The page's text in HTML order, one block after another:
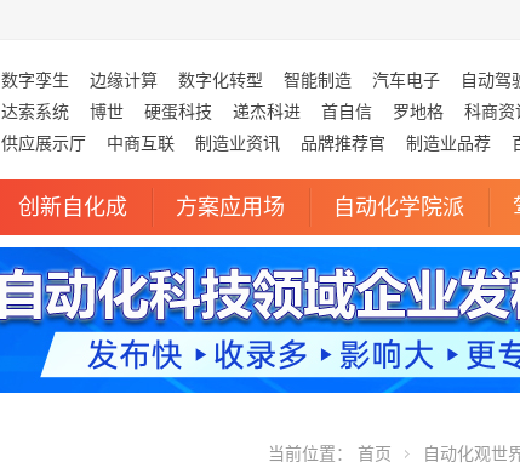
数字孪生 边缘计算 数字化转型 智能制造 汽车电子 自动驾
达索系统 博世 硬蛋科技 递杰科进 首自信 罗地格 科商资
供应展示厅 中商互联 制造业资讯 品牌推荐官 制造业品荐
创新自化成 方案应用场 自动化学院派
当前位置： 首页 自动化观世